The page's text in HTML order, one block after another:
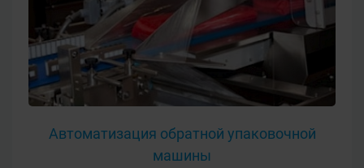
Автоматизация обратной упаковочной
машины